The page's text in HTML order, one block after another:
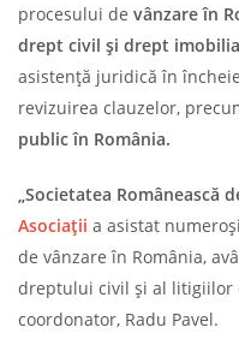
procesului de vânzare în
drept civil și drept
asistență juridică în
revizuirea clauzelor,
public în România.
„Societatea Românească
Asociații a asistat
de vânzare în România,
dreptului civil și al litigiilor
coordonator, Radu Pavel.